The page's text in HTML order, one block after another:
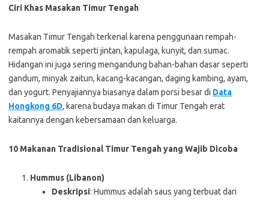
Ciri Khas Masakan Timur Tengah
Masakan Timur Tengah terkenal karena penggunaan rempah-
rempah aromatik seperti jintan, kapulaga, kunyit, dan sumac.
Hidangan ini juga sering mengandung bahan-bahan dasar seperti
gandum, minyak zaitun, kacang-kacangan, daging kambing, ayam,
dan yogurt. Penyajiannya biasanya dalam porsi besar di Data
Hongkong 6D, karena budaya makan di Timur Tengah erat
kaitannya dengan kebersamaan dan keluarga.
10 Makanan Tradisional Timur Tengah yang Wajib Dicoba
Hummus (Libanon)
Deskripsi: Hummus adalah saus yang terbuat dari